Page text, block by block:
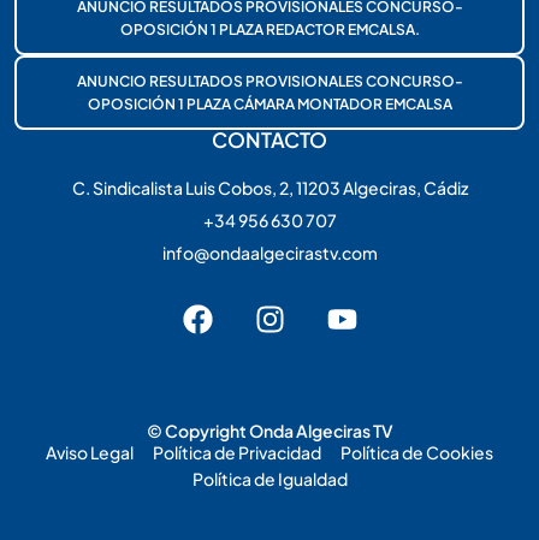
ANUNCIO RESULTADOS PROVISIONALES CONCURSO-
OPOSICIÓN 1 PLAZA REDACTOR EMCALSA.
ANUNCIO RESULTADOS PROVISIONALES CONCURSO-
OPOSICIÓN 1 PLAZA CÁMARA MONTADOR EMCALSA
CONTACTO
C. Sindicalista Luis Cobos, 2, 11203 Algeciras, Cádiz
+34 956 630 707
info@ondaalgecirastv.com
© Copyright Onda Algeciras TV
Aviso Legal
Política de Privacidad
Política de Cookies
Política de Igualdad